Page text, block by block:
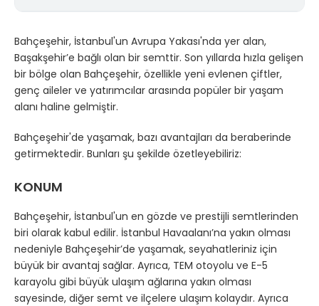
DOĞAL GÜZELLİKLER
EĞİTİM
ALIŞVERİŞ
SAĞLIK
Bahçeşehir, İstanbul'un Avrupa Yakası'nda yer alan,
Başakşehir’e bağlı olan bir semttir. Son yıllarda hızla gelişen
bir bölge olan Bahçeşehir, özellikle yeni evlenen çiftler,
genç aileler ve yatırımcılar arasında popüler bir yaşam
alanı haline gelmiştir.
Bahçeşehir'de yaşamak, bazı avantajları da beraberinde
getirmektedir. Bunları şu şekilde özetleyebiliriz:
KONUM
Bahçeşehir, İstanbul'un en gözde ve prestijli semtlerinden
biri olarak kabul edilir. İstanbul Havaalanı’na yakın olması
nedeniyle Bahçeşehir’de yaşamak, seyahatleriniz için
büyük bir avantaj sağlar. Ayrıca, TEM otoyolu ve E-5
karayolu gibi büyük ulaşım ağlarına yakın olması
sayesinde, diğer semt ve ilçelere ulaşım kolaydır. Ayrıca